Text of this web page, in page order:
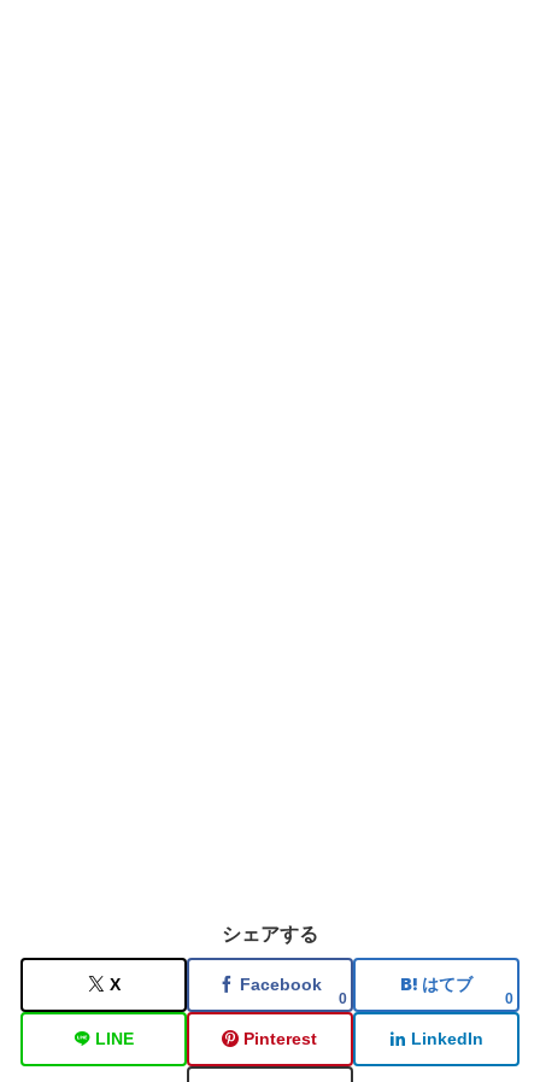
シェアする
X Facebook
0
はてブ
0
LINE Pinterest LinkedIn